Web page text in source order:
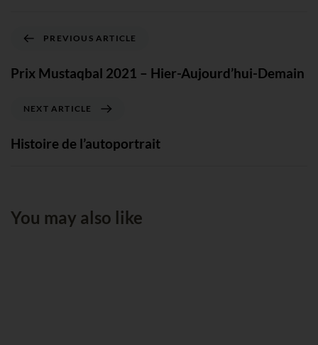
PREVIOUS ARTICLE
Prix Mustaqbal 2021 – Hier-Aujourd’hui-Demain
NEXT ARTICLE
Histoire de l’autoportrait
You may also like